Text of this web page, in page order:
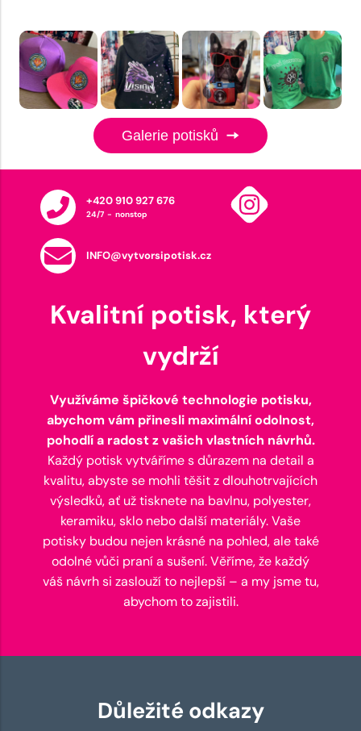
Galerie potisků
+420 910 927 676
24/7 - nonstop
INFO@vytvorsipotisk.cz
Kvalitní potisk, který
vydrží
Využíváme špičkové technologie potisku,
abychom vám přinesli maximální odolnost,
pohodlí a radost z vašich vlastních návrhů.
Každý potisk vytváříme s důrazem na detail a
kvalitu, abyste se mohli těšit z dlouhotrvajících
výsledků, ať už tisknete na bavlnu, polyester,
keramiku, sklo nebo další materiály. Vaše
potisky budou nejen krásné na pohled, ale také
odolné vůči praní a sušení. Věříme, že každý
váš návrh si zaslouží to nejlepší – a my jsme tu,
abychom to zajistili.
Důležité odkazy